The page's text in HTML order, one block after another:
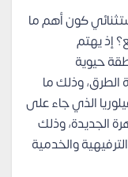
كون أهم ما
إذ يهتم
حيوية
الطرق، وذلك ما
الذي جاء على
الجديدة، وذلك
والخدمية